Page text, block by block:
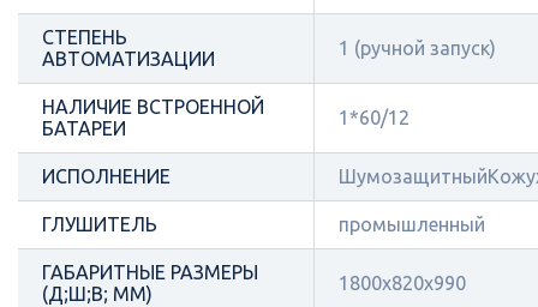
СТЕПЕНЬ
АВТОМАТИЗАЦИИ
1 (ручной запуск)
НАЛИЧИЕ ВСТРОЕННОЙ
БАТАРЕИ
1*60/12
ИСПОЛНЕНИЕ
ГЛУШИТЕЛЬ промышленный
ГАБАРИТНЫЕ РАЗМЕРЫ
(Д;Ш;В; ММ)
1800х820х990